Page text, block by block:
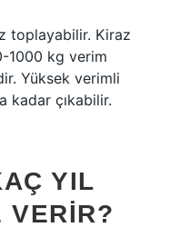
toplayabilir. Kiraz
1000 kg verim
Yüksek verimli
kadar çıkabilir.
YIL
VERIR?